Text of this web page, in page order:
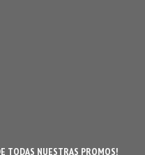
TODAS NUESTRAS PROMOS!